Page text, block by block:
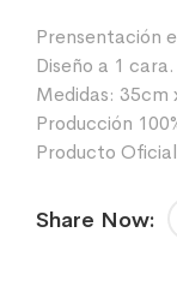
Prensentación
Diseño a 1 cara.
Medidas: 35cm
Producción
Producto
Share Now: